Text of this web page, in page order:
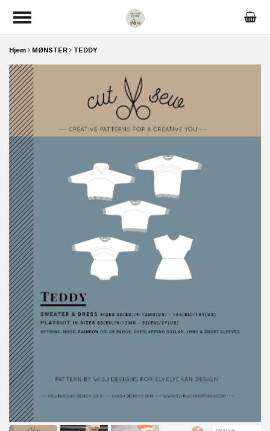
Hjem MØNSTER TEDDY